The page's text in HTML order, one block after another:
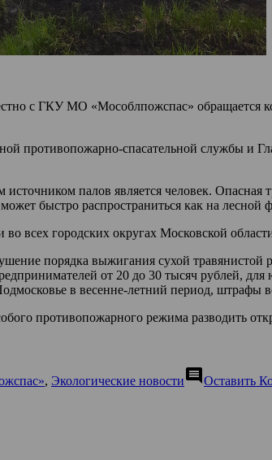
с ГКУ МО «Мособлпожспас» обращается
противопожарно-спасательной службы и
палов является человек.
быстро распространиться как на
всех городских округах Московской
порядка выжигания сухой
от 20 до 30 тысяч рублей,
в весенне-летний период, штрафы
противопожарного режима разводить
, Экологические новостиcomment Оставить